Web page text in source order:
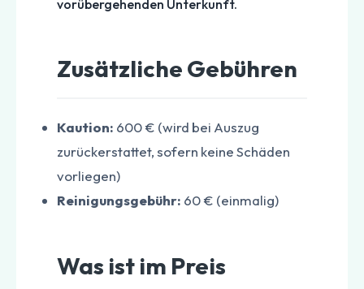
vorübergehenden Unterkunft.
Zusätzliche Gebühren
Kaution: 600 € (wird bei Auszug
zurückerstattet, sofern keine Schäden
vorliegen)
Reinigungsgebühr: 60 € (einmalig)
Was ist im Preis